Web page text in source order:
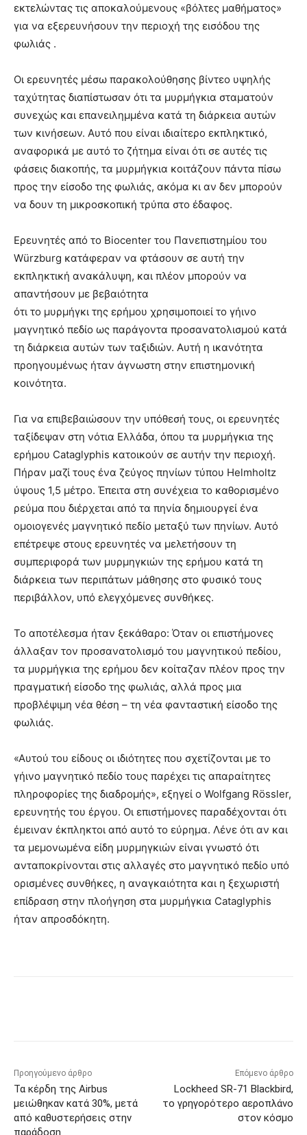
εκτελώντας τις αποκαλούμενους «βόλτες μαθήματος»
για να εξερευνήσουν την περιοχή της εισόδου της
φωλιάς .
Οι ερευνητές μέσω παρακολούθησης βίντεο υψηλής
ταχύτητας διαπίστωσαν ότι τα μυρμήγκια σταματούν
συνεχώς και επανειλημμένα κατά τη διάρκεια αυτών
των κινήσεων. Αυτό που είναι ιδιαίτερο εκπληκτικό,
αναφορικά με αυτό το ζήτημα είναι ότι σε αυτές τις
φάσεις διακοπής, τα μυρμήγκια κοιτάζουν πάντα πίσω
προς την είσοδο της φωλιάς, ακόμα κι αν δεν μπορούν
να δουν τη μικροσκοπική τρύπα στο έδαφος.
Ερευνητές από το Biocenter του Πανεπιστημίου του
Würzburg κατάφεραν να φτάσουν σε αυτή την
εκπληκτική ανακάλυψη, και πλέον μπορούν να
απαντήσουν με βεβαιότητα
ότι το μυρμήγκι της ερήμου χρησιμοποιεί το γήινο
μαγνητικό πεδίο ως παράγοντα προσανατολισμού κατά
τη διάρκεια αυτών των ταξιδιών. Αυτή η ικανότητα
προηγουμένως ήταν άγνωστη στην επιστημονική
κοινότητα.
Για να επιβεβαιώσουν την υπόθεσή τους, οι ερευνητές
ταξίδεψαν στη νότια Ελλάδα, όπου τα μυρμήγκια της
ερήμου Cataglyphis κατοικούν σε αυτήν την περιοχή.
Πήραν μαζί τους ένα ζεύγος πηνίων τύπου Helmholtz
ύψους 1,5 μέτρο. Έπειτα στη συνέχεια το καθορισμένο
ρεύμα που διέρχεται από τα πηνία δημιουργεί ένα
ομοιογενές μαγνητικό πεδίο μεταξύ των πηνίων. Αυτό
επέτρεψε στους ερευνητές να μελετήσουν τη
συμπεριφορά των μυρμηγκιών της ερήμου κατά τη
διάρκεια των περιπάτων μάθησης στο φυσικό τους
περιβάλλον, υπό ελεγχόμενες συνθήκες.
Το αποτέλεσμα ήταν ξεκάθαρο: Όταν οι επιστήμονες
άλλαξαν τον προσανατολισμό του μαγνητικού πεδίου,
τα μυρμήγκια της ερήμου δεν κοίταζαν πλέον προς την
πραγματική είσοδο της φωλιάς, αλλά προς μια
προβλέψιμη νέα θέση – τη νέα φανταστική είσοδο της
φωλιάς.
«Αυτού του είδους οι ιδιότητες που σχετίζονται με το
γήινο μαγνητικό πεδίο τους παρέχει τις απαραίτητες
πληροφορίες της διαδρομής», εξηγεί ο Wolfgang Rössler,
ερευνητής του έργου. Οι επιστήμονες παραδέχονται ότι
έμειναν έκπληκτοι από αυτό το εύρημα. Λένε ότι αν και
τα μεμονωμένα είδη μυρμηγκιών είναι γνωστό ότι
ανταποκρίνονται στις αλλαγές στο μαγνητικό πεδίο υπό
ορισμένες συνθήκες, η αναγκαιότητα και η ξεχωριστή
επίδραση στην πλοήγηση στα μυρμήγκια Cataglyphis
ήταν απροσδόκητη.
Προηγούμενο άρθρο
Τα κέρδη της Airbus
μειώθηκαν κατά 30%, μετά
από καθυστερήσεις στην
παράδοση
Επόμενο άρθρο
Lockheed SR-71 Blackbird,
το γρηγορότερο αεροπλάνο
στον κόσμο